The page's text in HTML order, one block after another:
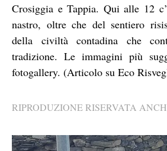
Crosiggia e Tappia. Qui alle 12
nastro, oltre che del sentiero
della civiltà contadina che
tradizione. Le immagini più
fotogallery. (Articolo su Eco
RIPRODUZIONE RISERVATA